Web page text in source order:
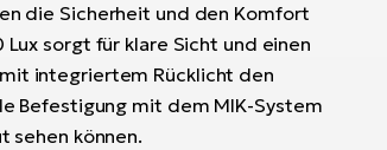
die Sicherheit und den Komfort
Lux sorgt für klare Sicht und einen
integriertem Rücklicht den
Befestigung mit dem MIK-System
sehen können.